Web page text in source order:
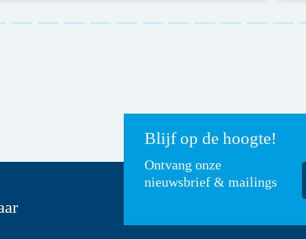
Blijf op de hoogte!
Ontvang onze
nieuwsbrief & mailings